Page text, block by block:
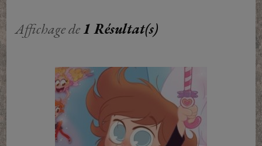
Affichage de1 Résultat(s)